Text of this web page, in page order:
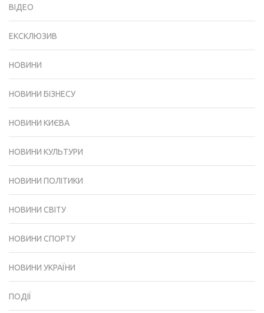
ВІДЕО
ЕКСКЛЮЗИВ
НОВИНИ
НОВИНИ БІЗНЕСУ
НОВИНИ КИЄВА
НОВИНИ КУЛЬТУРИ
НОВИНИ ПОЛІТИКИ
НОВИНИ СВІТУ
НОВИНИ СПОРТУ
НОВИНИ УКРАЇНИ
ПОДІЇ